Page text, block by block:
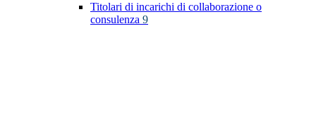
Titolari di incarichi di collaborazione o
consulenza 9